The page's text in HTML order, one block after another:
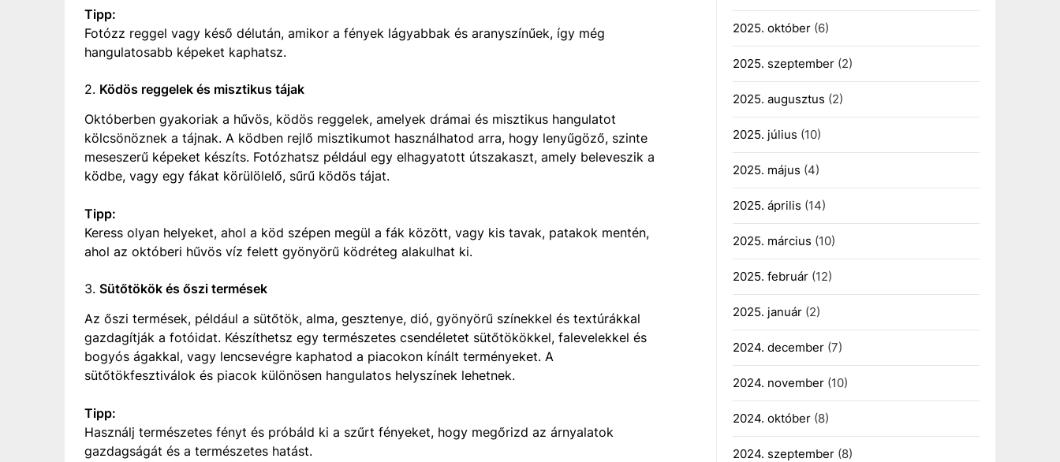
Tipp:
Fotózz reggel vagy késő délután, amikor a fények lágyabbak és aranyszínűek, így még
hangulatosabb képeket kaphatsz.
2. Ködös reggelek és misztikus tájak
Októberben gyakoriak a hűvös, ködös reggelek, amelyek drámai és misztikus hangulatot
kölcsönöznek a tájnak. A ködben rejlő misztikumot használhatod arra, hogy lenyűgöző, szinte
meseszerű képeket készíts. Fotózhatsz például egy elhagyatott útszakaszt, amely beleveszik a
ködbe, vagy egy fákat körülölelő, sűrű ködös tájat.
Tipp:
Keress olyan helyeket, ahol a köd szépen megül a fák között, vagy kis tavak, patakok mentén,
ahol az októberi hűvös víz felett gyönyörű ködréteg alakulhat ki.
3. Sütőtökök és őszi termések
Az őszi termések, például a sütőtök, alma, gesztenye, dió, gyönyörű színekkel és textúrákkal
gazdagítják a fotóidat. Készíthetsz egy természetes csendéletet sütőtökökkel, falevelekkel és
bogyós ágakkal, vagy lencsevégre kaphatod a piacokon kínált terményeket. A
sütőtökfesztiválok és piacok különösen hangulatos helyszínek lehetnek.
Tipp:
Használj természetes fényt és próbáld ki a szűrt fényeket, hogy megőrizd az árnyalatok
gazdagságát és a természetes hatást.
2025. október(6)
2025. szeptember(2)
2025. augusztus (2)
2025. július (10)
2025. május (4)
2025. április (14)
2025. március (10)
2025. február(12)
2025. január(2)
2024. december(7)
2024. november(10)
2024. október(8)
2024. szeptember(8)